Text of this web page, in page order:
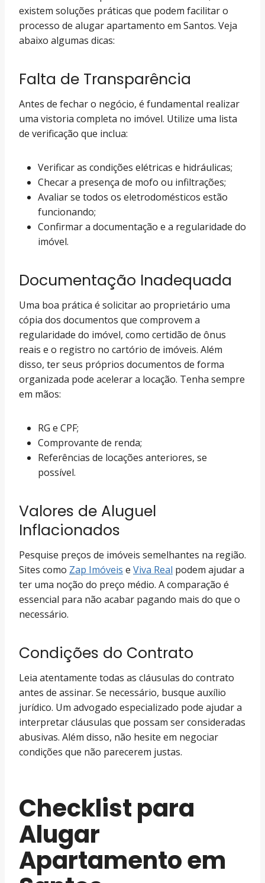
existem soluções práticas que podem facilitar o
processo de alugar apartamento em Santos. Veja
abaixo algumas dicas:
Falta de Transparência
Antes de fechar o negócio, é fundamental realizar
uma vistoria completa no imóvel. Utilize uma lista
de verificação que inclua:
Verificar as condições elétricas e hidráulicas;
Checar a presença de mofo ou infiltrações;
Avaliar se todos os eletrodomésticos estão
funcionando;
Confirmar a documentação e a regularidade do
imóvel.
Documentação Inadequada
Uma boa prática é solicitar ao proprietário uma
cópia dos documentos que comprovem a
regularidade do imóvel, como certidão de ônus
reais e o registro no cartório de imóveis. Além
disso, ter seus próprios documentos de forma
organizada pode acelerar a locação. Tenha sempre
em mãos:
RG e CPF;
Comprovante de renda;
Referências de locações anteriores, se
possível.
Valores de Aluguel
Inflacionados
Pesquise preços de imóveis semelhantes na região.
Sites como Zap Imóveis e Viva Real podem ajudar a
ter uma noção do preço médio. A comparação é
essencial para não acabar pagando mais do que o
necessário.
Condições do Contrato
Leia atentamente todas as cláusulas do contrato
antes de assinar. Se necessário, busque auxílio
jurídico. Um advogado especializado pode ajudar a
interpretar cláusulas que possam ser consideradas
abusivas. Além disso, não hesite em negociar
condições que não parecerem justas.
Checklist para
Alugar
Apartamento em